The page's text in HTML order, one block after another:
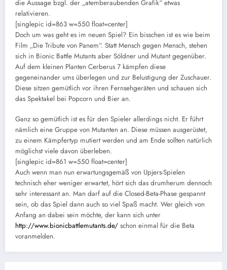
die Aussage bzgl. der „atemberaubenden Grafik“ etwas
relativieren.
[singlepic id=863 w=550 float=center]
Doch um was geht es im neuen Spiel? Ein bisschen ist es wie beim
Film „Die Tribute von Panem“. Statt Mensch gegen Mensch, stehen
sich in Bionic Battle Mutants aber Söldner und Mutant gegenüber.
Auf dem kleinen Planten Cerberus 7 kämpfen diese
gegeneinander ums überlegen und zur Belustigung der Zuschauer.
Diese sitzen gemütlich vor ihren Fernsehgeräten und schauen sich
das Spektakel bei Popcorn und Bier an.
Ganz so gemütlich ist es für den Spieler allerdings nicht. Er führt
nämlich eine Gruppe von Mutanten an. Diese müssen ausgerüstet,
zu einem Kämpfertyp mutiert werden und am Ende sollten natürlich
möglichst viele davon überleben.
[singlepic id=861 w=550 float=center]
Auch wenn man nun erwartungsgemäß von Upjers-Spielen
technisch eher weniger erwartet, hört sich das drumherum dennoch
sehr interessant an. Man darf auf die Closed-Beta-Phase gespannt
sein, ob das Spiel dann auch so viel Spaß macht. Wer gleich von
Anfang an dabei sein möchte, der kann sich unter
http://www.bionicbattlemutants.de/ schon einmal für die Beta
voranmelden.